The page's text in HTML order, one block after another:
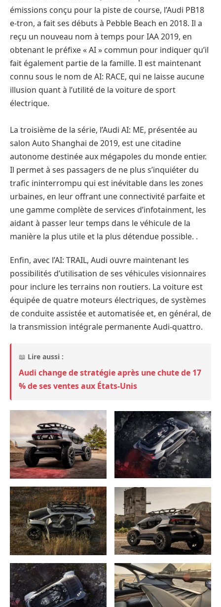
émissions conçu pour la piste de course, l’Audi PB18
e-tron, a fait ses débuts à Pebble Beach en 2018. Il a
reçu un nouveau nom à temps pour IAA 2019, en
obtenant le préfixe « AI » commun pour indiquer qu’il
fait également partie de la famille. Il est maintenant
connu sous le nom de AI: RACE, qui ne laisse aucune
illusion quant à l’utilité de la voiture de sport
électrique.
La troisième de la série, l’Audi AI: ME, présentée au
salon Auto Shanghai de 2019, est une citadine
autonome destinée aux mégapoles du monde entier.
Il permet à ses passagers de ne plus s’inquiéter du
trafic ininterrompu qui est inévitable dans les zones
urbaines, en leur offrant une connectivité parfaite et
une gamme complète de services d’infotainment, les
aidant à passer leur temps dans le véhicule de la
manière la plus utile et la plus détendue possible. .
Enfin, avec l’AI: TRAIL, Audi ouvre maintenant les
possibilités d’utilisation de ses véhicules visionnaires
pour inclure les terrains non routiers. La voiture est
équipée de quatre moteurs électriques, de systèmes
de conduite assistée et automatisée et, en général, de
la transmission intégrale permanente Audi-quattro.
📖 Lire aussi :
Audi change de stratégie après une chute de 17
% de ses ventes aux États-Unis